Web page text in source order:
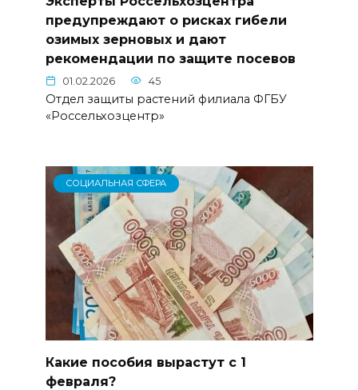
предупреждают о рисках гибели
озимых зерновых и дают
рекомендации по защите посевов
01.02.2026 45
Отдел защиты растений филиала ФГБУ
«Россельхозцентр»
СОЦИАЛЬНАЯ СФЕРА
Какие пособия вырастут с 1
февраля?